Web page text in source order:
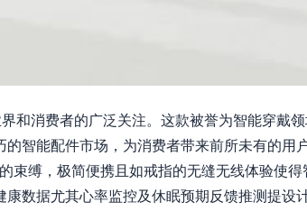
和消费者的广泛关注。这款被誉为智能穿戴
智能配件市场，为消费者带来前所未有的用
束缚，极简便携且如戒指的无缝无线体验使得
数据尤其心率监控及休眠预期反馈推测提设